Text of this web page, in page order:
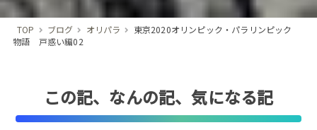
TOP ブログ オリパラ
東京2020オリンピック・パラリンピック
物語 戸惑い編02
この記、なんの記、気になる記